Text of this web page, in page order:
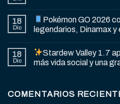
18
Dic
Pokémon GO 2026
legendarios, Dinamax
18
Dic
Stardew Valley 1.7
más vida social y una
COMENTARIOS